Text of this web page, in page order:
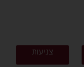
צניעות